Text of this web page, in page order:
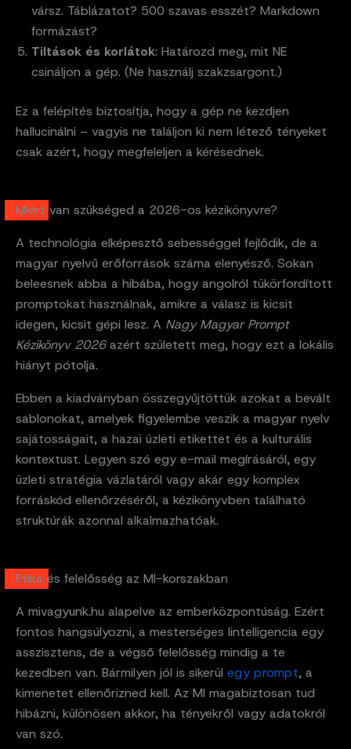
vársz. Táblázatot? 500 szavas esszét? Markdown
formázást?
Tiltások és korlátok: Határozd meg, mit NE
csináljon a gép. (Ne használj szakzsargont.)
Ez a felépítés biztosítja, hogy a gép ne kezdjen
hallucinálni – vagyis ne találjon ki nem létező tényeket
csak azért, hogy megfeleljen a kérésednek.
Miért van szükséged a 2026-os kézikönyvre?
A technológia elképesztő sebességgel fejlődik, de a
magyar nyelvű erőforrások száma elenyésző. Sokan
beleesnek abba a hibába, hogy angolról tükörfordított
promptokat használnak, amikre a válasz is kicsit
idegen, kicsit gépi lesz. A Nagy Magyar Prompt
Kézikönyv 2026azért született meg, hogy ezt a lokális
hiányt pótolja.
Ebben a kiadványban összegyűjtöttük azokat a bevált
sablonokat, amelyek figyelembe veszik a magyar nyelv
sajátosságait, a hazai üzleti etikettet és a kulturális
kontextust. Legyen szó egy e-mail megírásáról, egy
üzleti stratégia vázlatáról vagy akár egy komplex
forráskód ellenőrzéséről, a kézikönyvben található
struktúrák azonnal alkalmazhatóak.
Etika és felelősség az MI-korszakban
A mivagyunk.hu alapelve az emberközpontúság. Ezért
fontos hangsúlyozni, a mesterséges Iintelligencia egy
asszisztens, de a végső felelősség mindig a te
kezedben van. Bármilyen jól is sikerül egy prompt, a
kimenetet ellenőrizned kell. Az MI magabiztosan tud
hibázni, különösen akkor, ha tényekről vagy adatokról
van szó.